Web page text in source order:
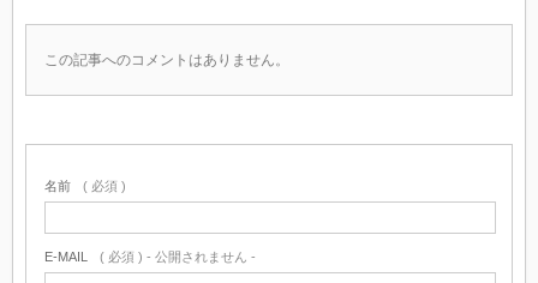
この記事へのコメントはありません。
名前 ( 必須 )
E-MAIL ( 必須 ) - 公開されません -